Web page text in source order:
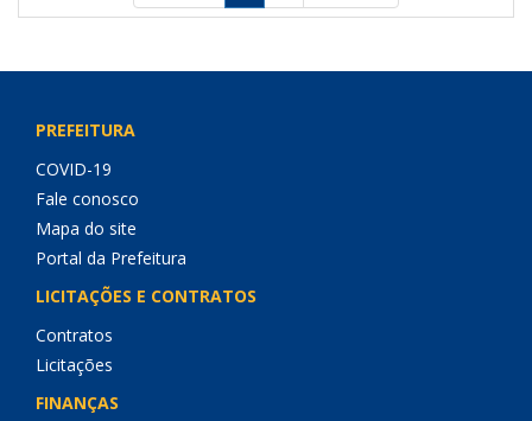
PREFEITURA
COVID-19
Fale conosco
Mapa do site
Portal da Prefeitura
LICITAÇÕES E CONTRATOS
Contratos
Licitações
FINANÇAS